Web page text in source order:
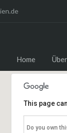
Home
This page
Do you own